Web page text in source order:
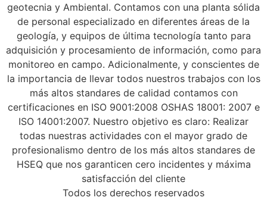
geotecnia y Ambiental. Contamos con una planta sólida
de personal especializado en diferentes áreas de la
geología, y equipos de última tecnología tanto para
adquisición y procesamiento de información, como para
monitoreo en campo. Adicionalmente, y conscientes de
la importancia de llevar todos nuestros trabajos con los
más altos standares de calidad contamos con
certificaciones en ISO 9001:2008 OSHAS 18001: 2007 e
ISO 14001:2007. Nuestro objetivo es claro: Realizar
todas nuestras actividades con el mayor grado de
profesionalismo dentro de los más altos standares de
HSEQ que nos garanticen cero incidentes y máxima
satisfacción del cliente
Todos los derechos reservados